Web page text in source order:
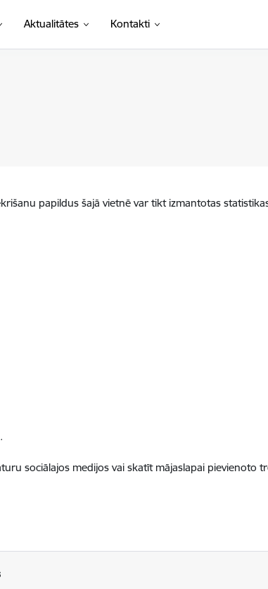
Aktualitātes Kontakti
papildus šajā vietnē var tikt izmantotas
sociālajos medijos vai skatīt mājaslapai pievienoto